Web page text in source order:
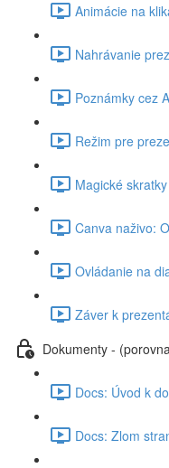
Animácie na
Nahrávanie
Poznámky cez
Režim pre
Magické
Canva naživo:
Ovládanie na
Záver k
Dokumenty -
Docs: Úvod k
Docs: Zlom